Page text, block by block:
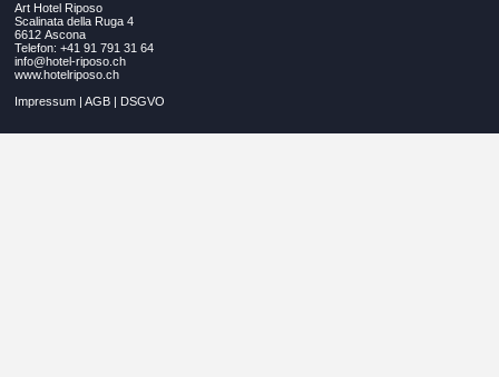
Art Hotel Riposo
Scalinata della Ruga 4
6612 Ascona
Telefon: +41 91 791 31 64
info@hotel-riposo.ch
www.hotelriposo.ch
Impressum
AGB DSGVO